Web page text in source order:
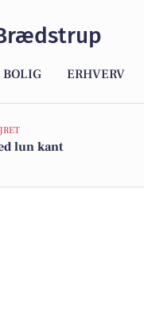
BOLIG ERHVERV
lun kant